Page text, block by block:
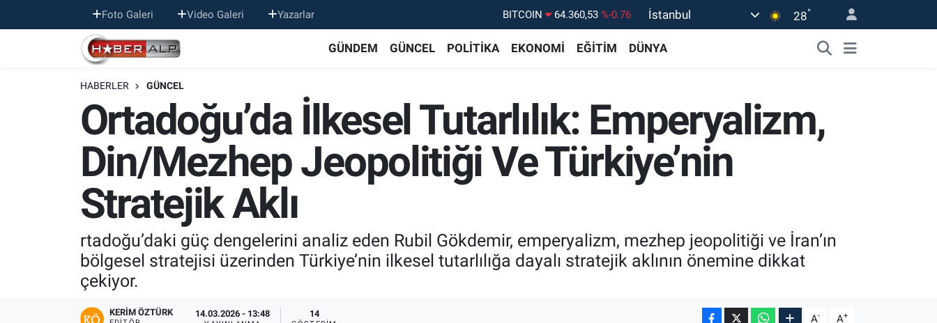
Foto Galeri Video Galeri Yazarlar DOLAR 47,7069 %0.17
EURO
55,0265 %0.01
BİST100
13.887 %64
İstanbul 28°
GÜNDEM GÜNCEL POLİTİKA EKONOMİ EĞİTİM DÜNYA
HABERLER GÜNCEL
Ortadoğu’da İlkesel Tutarlılık: Emperyalizm,
Din/Mezhep Jeopolitiği Ve Türkiye’nin
Stratejik Aklı
rtadoğu’daki güç dengelerini analiz eden Rubil Gökdemir, emperyalizm, mezhep jeopolitiği ve İran’ın
bölgesel stratejisi üzerinden Türkiye’nin ilkesel tutarlılığa dayalı stratejik aklının önemine dikkat
çekiyor.
KERIM ÖZTÜRK 14.03.2026 - 13:48 14 A- A+
Nöbetçi Eczaneler
Hava Durumu
Trafik Durumu
Süper Lig Puan Durumu ve Fikstür
Tüm Manşetler
Son Dakika Haberleri
Haber Arşivi